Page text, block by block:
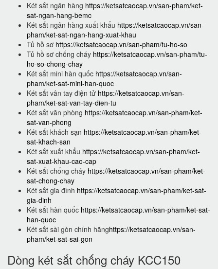
Két sắt ngân hàng https://ketsatcaocap.vn/san-pham/ket-
sat-ngan-hang-bemc
Két sắt ngân hàng xuất khẩu https://ketsatcaocap.vn/san-
pham/ket-sat-ngan-hang-xuat-khau
Tủ hồ sơ https://ketsatcaocap.vn/san-pham/tu-ho-so
Tủ hồ sơ chống cháy https://ketsatcaocap.vn/san-pham/tu-
ho-so-chong-chay
Két sắt mini hàn quốc https://ketsatcaocap.vn/san-
pham/ket-sat-mini-han-quoc
Két sắt vân tay điện tử https://ketsatcaocap.vn/san-
pham/ket-sat-van-tay-dien-tu
Két sắt văn phòng https://ketsatcaocap.vn/san-pham/ket-
sat-van-phong
Két sắt khách sạn https://ketsatcaocap.vn/san-pham/ket-
sat-khach-san
Két sắt xuất khẩu https://ketsatcaocap.vn/san-pham/ket-
sat-xuat-khau-cao-cap
Két sắt chống cháy https://ketsatcaocap.vn/san-pham/ket-
sat-chong-chay
Két sắt gia đình https://ketsatcaocap.vn/san-pham/ket-sat-
gia-dinh
Két sắt hàn quốc https://ketsatcaocap.vn/san-pham/ket-sat-
han-quoc
Két sắt sài gòn chính hãnghttps://ketsatcaocap.vn/san-
pham/ket-sat-sai-gon
Dòng két sắt chống cháy KCC150